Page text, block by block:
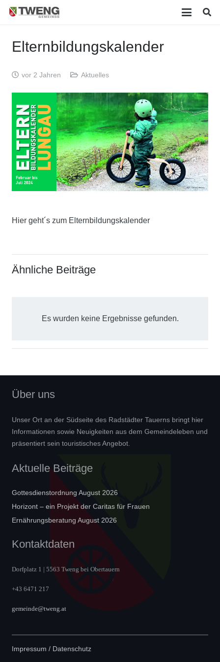
Elternbildungskalender
vor 2 Jahren Aktuelles
Hier geht´s zum Elternbildungskalender
Ähnliche Beiträge
Es wurden keine Ergebnisse gefunden.
Über uns
Unser Ort an der Südseite des Radstädter Tauerns bringt hier
Informationen sowie Neuigkeiten aus dem Gemeindeleben und
präsentiert sein touristisches Angebot.
Aktuelle Beiträge
Gottesdienstordnung August 2026
Horizont – ein Projekt der Caritas für Frauen
Ernährungsberatung August 2026
Kontaktdaten
Dorfplatz 1 | 5563 Tweng bei Obertauern
+43 6471 217
gemeinde@tweng.at
Impressum / Datenschutz